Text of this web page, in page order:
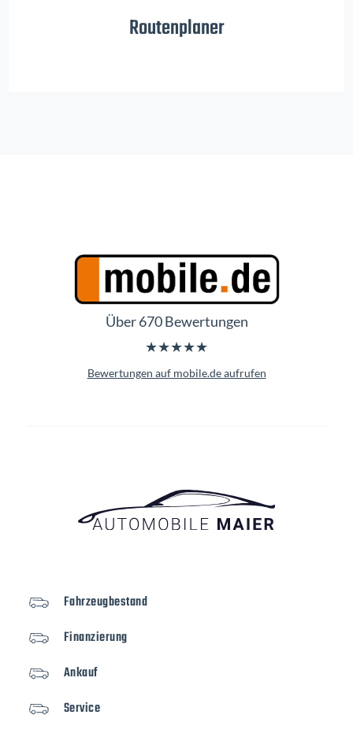
Routenplaner
Über 670 Bewertungen
★★★★★
Bewertungen auf mobile.de aufrufen
Fahrzeugbestand
Finanzierung
Ankauf
Service